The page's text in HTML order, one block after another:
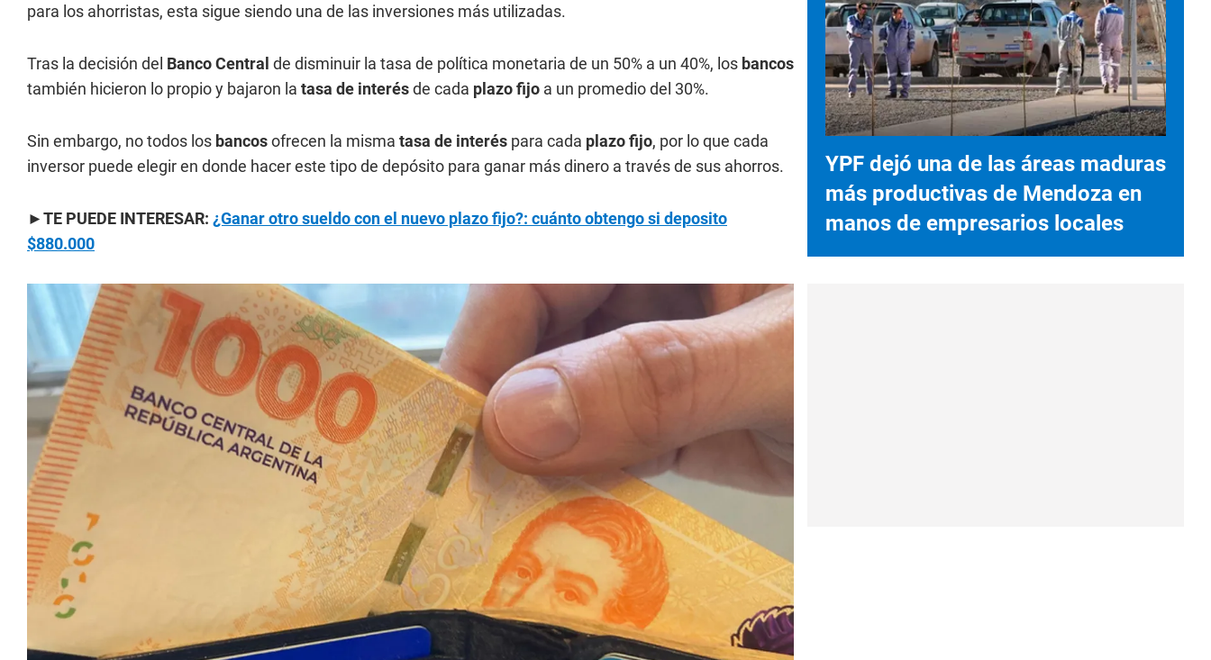
para los ahorristas, esta sigue siendo una de las inversiones más utilizadas.
Tras la decisión del Banco Central de disminuir la tasa de política monetaria de un 50% a un 40%, los bancos
también hicieron lo propio y bajaron la tasa de interésde cada plazo fijo a un promedio del 30%.
Sin embargo, no todos los bancosofrecen la misma tasa de interés para cada plazo fijo, por lo que cada
inversor puede elegir en donde hacer este tipo de depósito para ganar más dinero a través de sus ahorros.
►TE PUEDE INTERESAR: ¿Ganar otro sueldo con el nuevo plazo fijo?: cuánto obtengo si deposito
$880.000
YPF dejó una de las áreas maduras
más productivas de Mendoza en
manos de empresarios locales